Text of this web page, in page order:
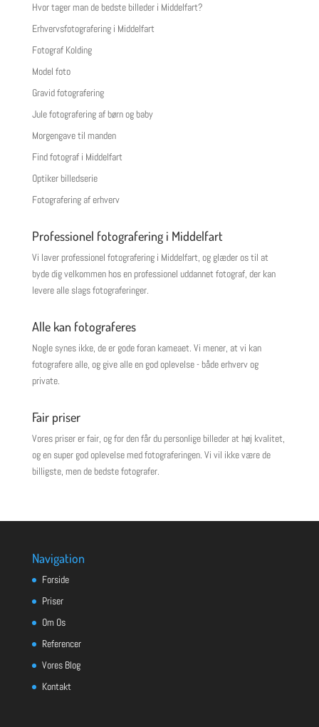
Hvor tager man de bedste billeder i Middelfart?
Erhvervsfotografering i Middelfart
Fotograf Kolding
Model foto
Gravid fotografering
Jule fotografering af børn og baby
Morgengave til manden
Find fotograf i Middelfart
Optiker billedserie
Fotografering af erhverv
Professionel fotografering i Middelfart
Vi laver professionel fotografering i Middelfart, og glæder os til at
byde dig velkommen hos en professionel uddannet fotograf, der kan
levere alle slags fotograferinger.
Alle kan fotograferes
Nogle synes ikke, de er gode foran kameaet. Vi mener, at vi kan
fotografere alle, og give alle en god oplevelse - både erhverv og
private.
Fair priser
Vores priser er fair, og for den får du personlige billeder at høj kvalitet,
og en super god oplevelse med fotograferingen. Vi vil ikke være de
billigste, men de bedste fotografer.
Navigation
Forside
Priser
Om Os
Referencer
Vores Blog
Kontakt